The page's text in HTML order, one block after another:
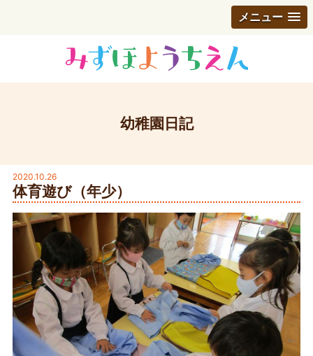
メニュー
幼稚園日記
2020.10.26
体育遊び（年少）